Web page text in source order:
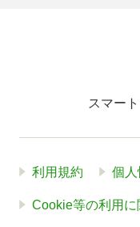
スマー
利用規約 個
Cookie等の利用